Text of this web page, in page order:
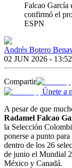
Falcao García
confirmó el
ESPN
Andrés Botero
02 JUN 2026 - 13:52
Compartir
Únete a
A pesar de que
Radamel Falcao
la Selección
ponerse a punto
dentro de los 26
de junio el Mundial
México y Canadá.